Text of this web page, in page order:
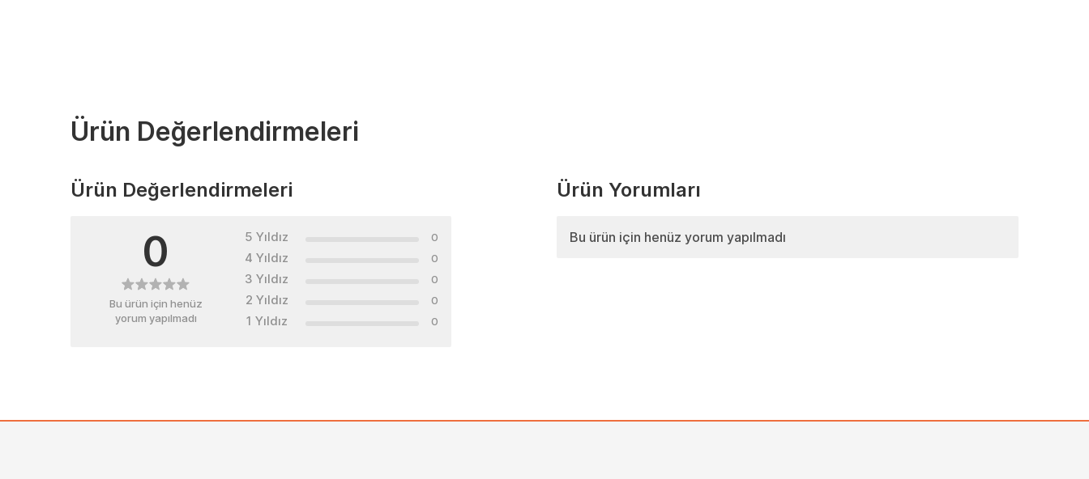
Ürün Değerlendirmeleri
Ürün Değerlendirmeleri
0
Bu ürün için henüz
yorum yapılmadı
5 Yıldız 0
4 Yıldız 0
3 Yıldız 0
2 Yıldız 0
1 Yıldız 0
Ürün Yorumları
Bu ürün için henüz yorum yapılmadı